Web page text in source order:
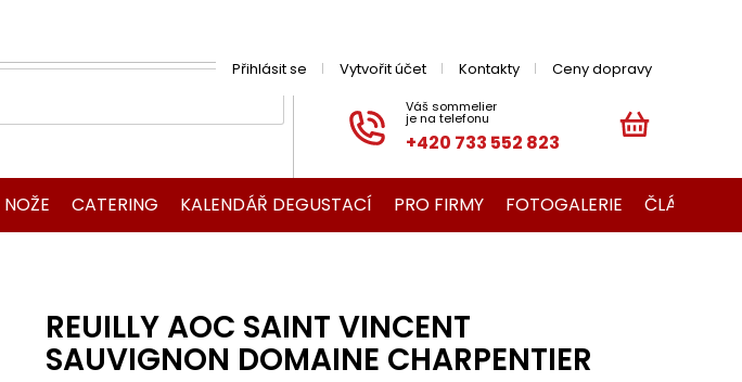
+420 733 552 823
Přihlásit se Vytvořit účet Kontakty Ceny dopravy
KOŠÍK
NOŽE CATERING KALENDÁŘ DEGUSTACÍ PRO FIRMY FOTOGALERIE ČLÁNKY O
REUILLY AOC SAINT VINCENT
SAUVIGNON DOMAINE CHARPENTIER